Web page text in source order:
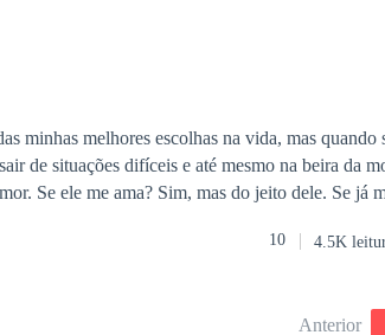
tornou uma boa irmã”. Concordei com o
palmas, feliz, e disse: "A Ema é uma mamãe
morte, ainda vão conseguir sorrir?
minhas melhores escolhas na vida, mas quando
Já não
outro homem em minha vida. Ah, Oliver…
10 4.5K
Anterior